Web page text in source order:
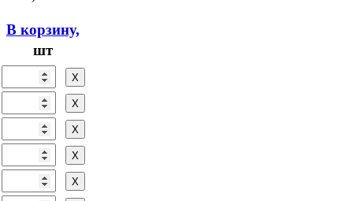
В корзину,
шт
Х
Х
Х
Х
Х